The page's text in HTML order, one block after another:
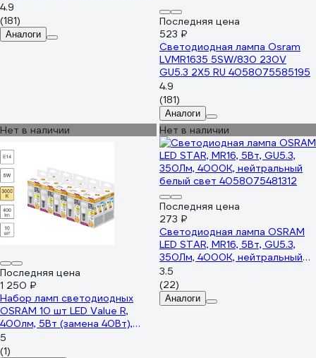
4.9
(181)
Аналоги
Последняя цена
523 ₽
Светодиодная лампа Osram
LVMR1635 5SW/830 230V
GU5.3 2X5 RU 4058075585195
4.9
(181)
Аналоги
Нет в наличии
Последняя цена
1 250 ₽
Набор ламп светодиодных
OSRAM 10 шт LED Value R,
400лм, 5Вт (замена 40Вт),
3000К E14 4058075582521
5
(1)
Нет в наличии
Последняя цена
273 ₽
Светодиодная лампа OSRAM
LED STAR, MR16, 5Вт, GU5.3,
350Лм, 4000К, нейтральный
белый свет 4058075481312
3.5
(22)
Аналоги